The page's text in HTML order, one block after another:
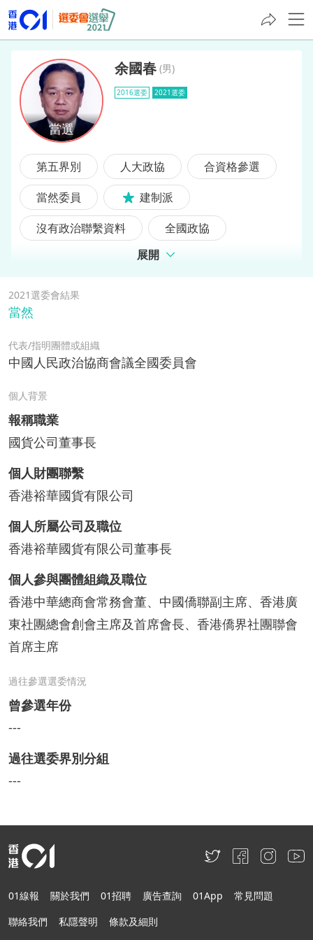
余國春
余國春 (男)
2016選委 2021選委
第五界別 人大政協
合資格參選
當然委員
建制派
沒有政治聯繫資料
全國政協
前選委
展開
2021選委會結果
當然
代表/指明團體或組織
中國人民政治協商會議全國委員會
個人背景
報稱職業
國貨公司董事長
個人財團聯繫
香港裕華國貨有限公司
個人所屬公司及職位
香港裕華國貨有限公司董事長
個人參與團體組織及職位
香港中華總商會常務會董、中國僑聯副主席、香港廣
東社團總會創會主席及首席會長、香港僑界社團聯會
首席主席
過往參選選委情況
曾參選年份
---
過往選委界別分組
---
01線報 關於我們 01招聘 廣告查詢 01App
常見問題
聯絡我們
私隱聲明 條款及細則